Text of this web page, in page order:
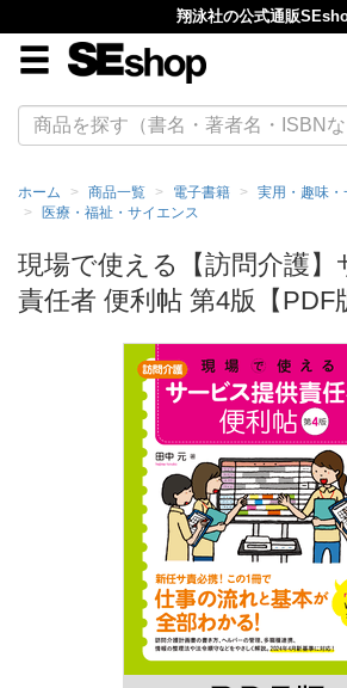
翔泳社の公式通販
ホーム 商品一覧 電子書籍
実用・趣味・
医療・福祉・サイエンス
現場で使える【訪問介護】
責任者 便利帖 第4版【PDF